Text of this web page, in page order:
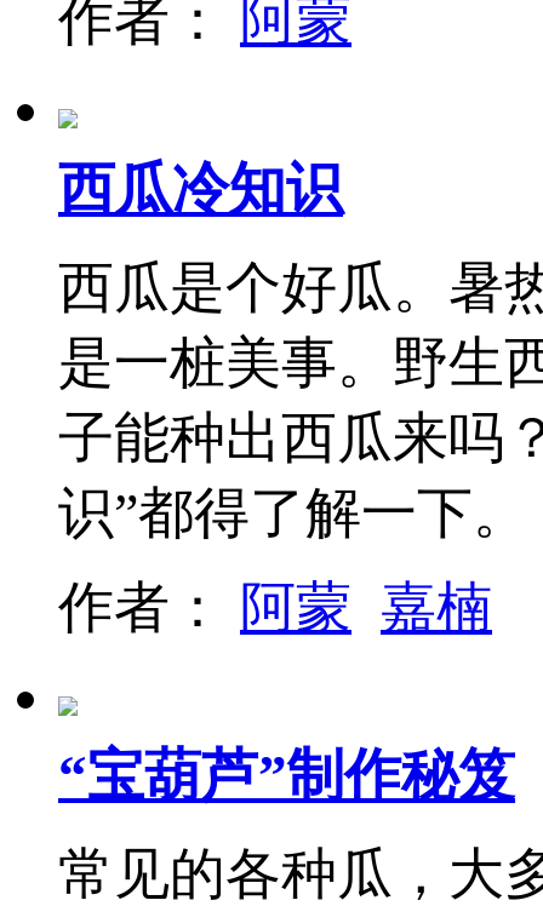
作者： 阿蒙
西瓜冷知识
西瓜是个好瓜。暑
是一桩美事。野生
子能种出西瓜来吗
识”都得了解一下。
作者： 阿蒙 嘉楠
“宝葫芦”制作秘笈
常见的各种瓜，